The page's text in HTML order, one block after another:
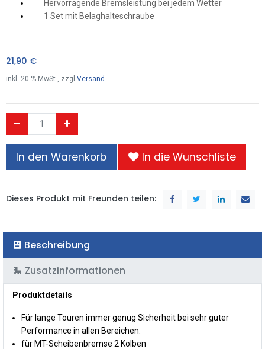
Hervorragende Bremsleistung bei jedem Wetter
1 Set mit Belaghalteschraube
21,90 €
inkl. 20 % MwSt., zzgl Versand
In den Warenkorb In die Wunschliste
Dieses Produkt mit Freunden teilen:
Beschreibung
Zusatzinformationen
Produktdetails
Für lange Touren immer genug Sicherheit bei sehr guter
Performance in allen Bereichen.
für MT-Scheibenbremse 2 Kolben